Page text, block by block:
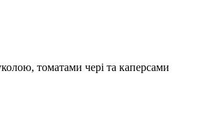
томатами чері та каперсами